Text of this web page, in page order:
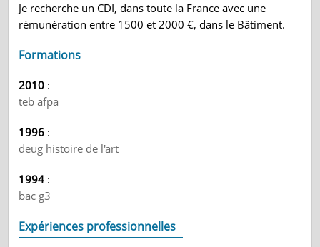
Je recherche un CDI, dans toute la France avec une
rémunération entre 1500 et 2000 €, dans le Bâtiment.
Formations
2010 :
teb afpa
1996 :
deug histoire de l'art
1994 :
bac g3
Expériences professionnelles